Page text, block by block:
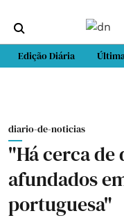
Edição Diária
diario-de-noticias
"Há cerca de
afundados
portuguesa"